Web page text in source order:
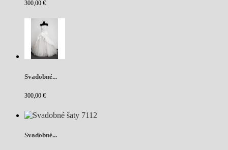
300,00 €
Svadobné...
300,00 €
Svadobné...